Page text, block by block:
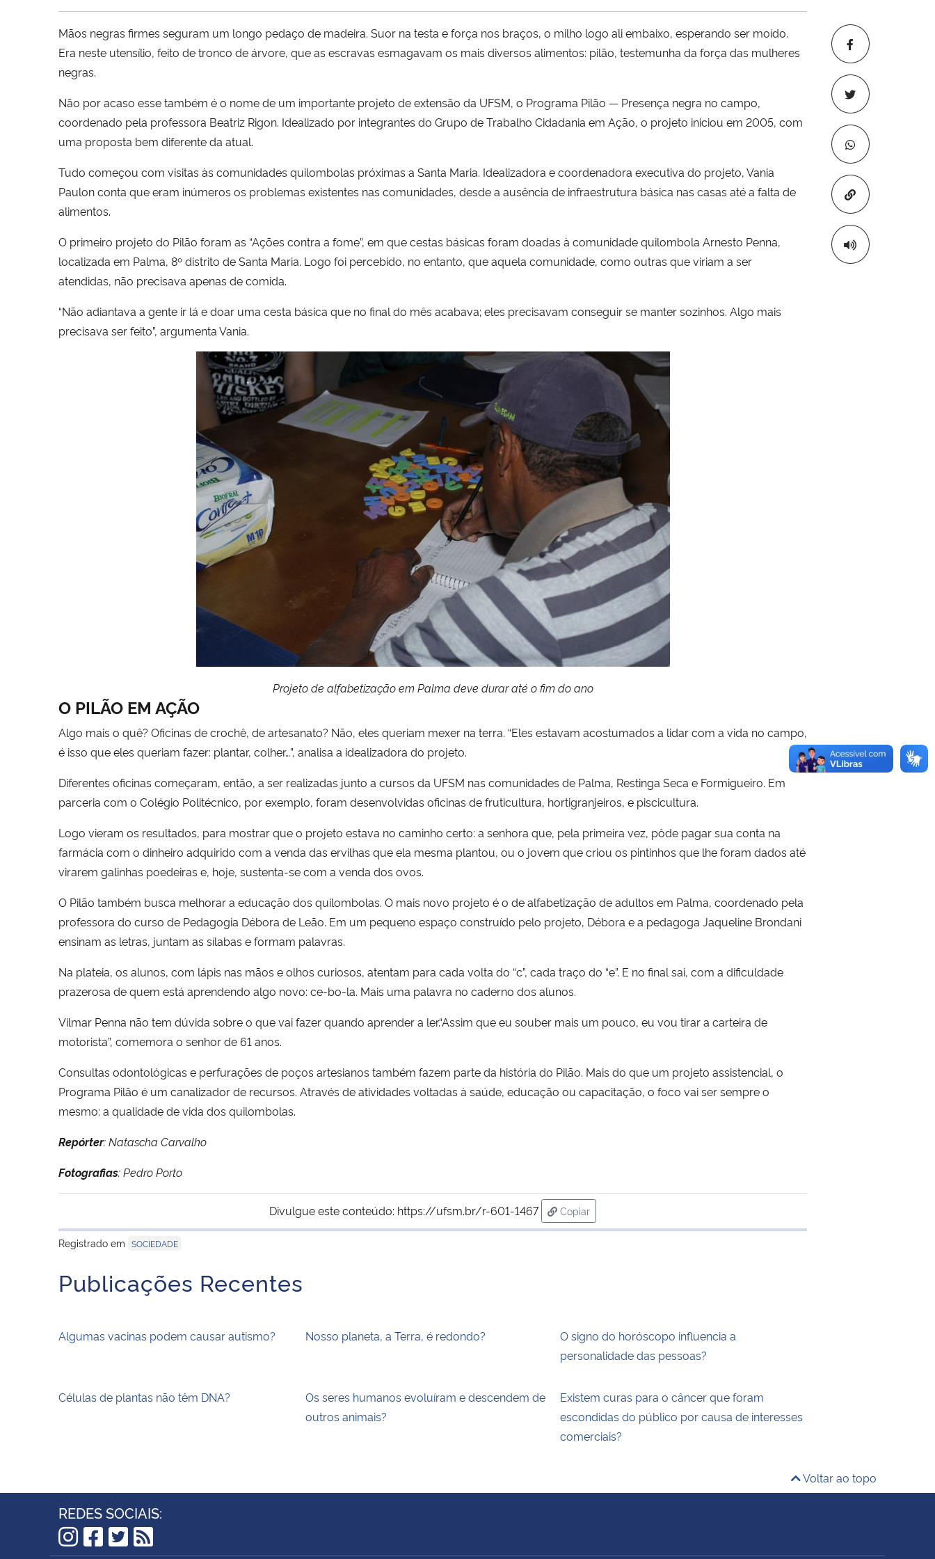
Copiar para
Mãos negras firmes seguram um longo pedaço de madeira. Suor na testa e força nos braços, o milho logo ali embaixo, esperando ser moído.
Era neste utensílio, feito de tronco de árvore, que as escravas esmagavam os mais diversos alimentos: pilão, testemunha da força das mulheres
negras.
Não por acaso esse também é o nome de um importante projeto de extensão da UFSM, o Programa Pilão — Presença negra no campo,
coordenado pela professora Beatriz Rigon. Idealizado por integrantes do Grupo de Trabalho Cidadania em Ação, o projeto iniciou em 2005, com
uma proposta bem diferente da atual.
Tudo começou com visitas às comunidades quilombolas próximas a Santa Maria. Idealizadora e coordenadora executiva do projeto, Vania
Paulon conta que eram inúmeros os problemas existentes nas comunidades, desde a ausência de infraestrutura básica nas casas até a falta de
alimentos.
O primeiro projeto do Pilão foram as “Ações contra a fome”, em que cestas básicas foram doadas à comunidade quilombola Arnesto Penna,
localizada em Palma, 8º distrito de Santa Maria. Logo foi percebido, no entanto, que aquela comunidade, como outras que viriam a ser
atendidas, não precisava apenas de comida.
“Não adiantava a gente ir lá e doar uma cesta básica que no final do mês acabava; eles precisavam conseguir se manter sozinhos. Algo mais
precisava ser feito”, argumenta Vania.
Projeto de alfabetização em Palma deve durar até o fim do ano
O PILÃO EM AÇÃO
Algo mais o quê? Oficinas de crochê, de artesanato? Não, eles queriam mexer na terra. “Eles estavam acostumados a lidar com a vida no campo,
é isso que eles queriam fazer: plantar, colher…”, analisa a idealizadora do projeto.
Diferentes oficinas começaram, então, a ser realizadas junto a cursos da UFSM nas comunidades de Palma, Restinga Seca e Formigueiro. Em
parceria com o Colégio Politécnico, por exemplo, foram desenvolvidas oficinas de fruticultura, hortigranjeiros, e piscicultura.
Logo vieram os resultados, para mostrar que o projeto estava no caminho certo: a senhora que, pela primeira vez, pôde pagar sua conta na
farmácia com o dinheiro adquirido com a venda das ervilhas que ela mesma plantou, ou o jovem que criou os pintinhos que lhe foram dados até
virarem galinhas poedeiras e, hoje, sustenta-se com a venda dos ovos.
O Pilão também busca melhorar a educação dos quilombolas. O mais novo projeto é o de alfabetização de adultos em Palma, coordenado pela
professora do curso de Pedagogia Débora de Leão. Em um pequeno espaço construído pelo projeto, Débora e a pedagoga Jaqueline Brondani
ensinam as letras, juntam as sílabas e formam palavras.
Na plateia, os alunos, com lápis nas mãos e olhos curiosos, atentam para cada volta do “c”, cada traço do “e”. E no final sai, com a dificuldade
prazerosa de quem está aprendendo algo novo: ce-bo-la. Mais uma palavra no caderno dos alunos.
Vilmar Penna não tem dúvida sobre o que vai fazer quando aprender a ler.“Assim que eu souber mais um pouco, eu vou tirar a carteira de
motorista”, comemora o senhor de 61 anos.
Consultas odontológicas e perfurações de poços artesianos também fazem parte da história do Pilão. Mais do que um projeto assistencial, o
Programa Pilão é um canalizador de recursos. Através de atividades voltadas à saúde, educação ou capacitação, o foco vai ser sempre o
mesmo: a qualidade de vida dos quilombolas.
Repórter: Natascha Carvalho
Fotografias: Pedro Porto
Divulgue este conteúdo: https://ufsm.br/r-601-1467
Copiar
para área de transferência
Registrado em SOCIEDADE
Publicações Recentes
Algumas vacinas podem causar autismo? Nosso planeta, a Terra, é redondo?
O signo do horóscopo influencia a
personalidade das pessoas?
Células de plantas não têm DNA?
Os seres humanos evoluíram e descendem de
outros animais?
Existem curas para o câncer que foram
escondidas do público por causa de interesses
comerciais?
Voltar ao topo
REDES SOCIAIS: